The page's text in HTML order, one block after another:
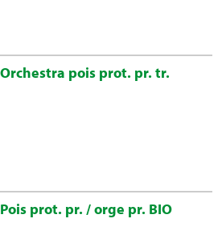
Orchestra pois prot. pr. tr.
Pois prot. pr. / orge pr. BIO